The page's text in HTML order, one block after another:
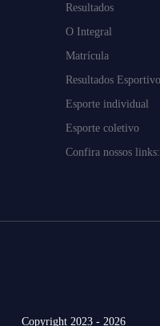
Resultados
O Integral
Matrícula
Resultados
Esporte individual
Esporte coletivo
Confira nossos links:
Copyright 2023 - 2026